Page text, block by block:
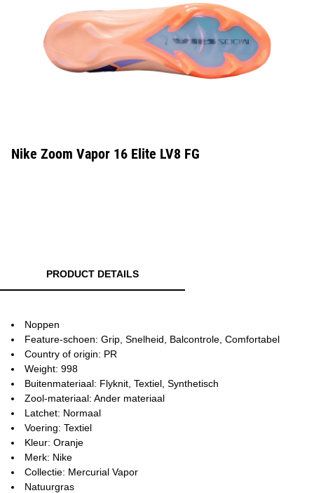
Nike Zoom Vapor 16 Elite LV8 FG
PRODUCT DETAILS
Noppen
Feature-schoen: Grip, Snelheid, Balcontrole, Comfortabel
Country of origin: PR
Weight: 998
Buitenmateriaal: Flyknit, Textiel, Synthetisch
Zool-materiaal: Ander materiaal
Latchet: Normaal
Voering: Textiel
Kleur: Oranje
Merk: Nike
Collectie: Mercurial Vapor
Natuurgras